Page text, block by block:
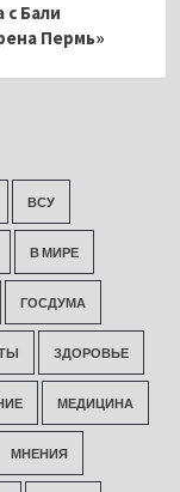
с Бали
Пермь»
ВСУ
В МИРЕ
ГОСДУМА
ЗДОРОВЬЕ
МЕДИЦИНА
МНЕНИЯ